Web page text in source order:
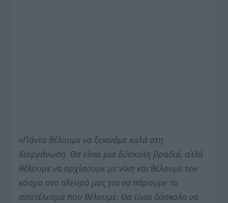
«Πάντα θέλουμε να ξεκινάμε καλά στη
διοργάνωση. Θα είναι μια δύσκολη βραδιά, αλλά
θέλουμε να αρχίσουμε με νίκη και θέλουμε τον
κόσμο στο πλευρό μας για να πάρουμε το
αποτέλεσμα που θέλουμε. Θα είναι δύσκολο να